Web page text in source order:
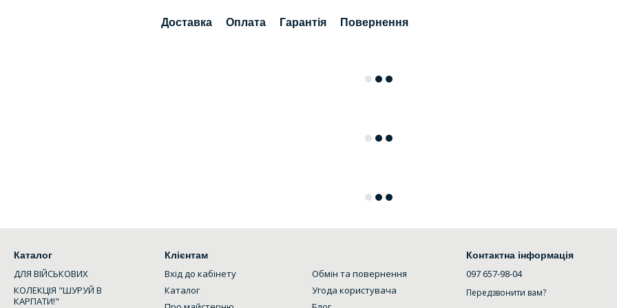
Доставка Оплата Гарантія Повернення
Каталог
ДЛЯ ВІЙСЬКОВИХ
КОЛЕКЦІЯ "ШУРУЙ В
КАРПАТИ!"
Клієнтам
Вхід до кабінету
Каталог
Обмін та повернення
Угода користувача
Контактна інформація
097 657-98-04
Передзвонити вам?